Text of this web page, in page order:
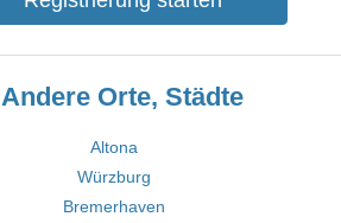
Andere Orte, Städte
Altona
Würzburg
Bremerhaven